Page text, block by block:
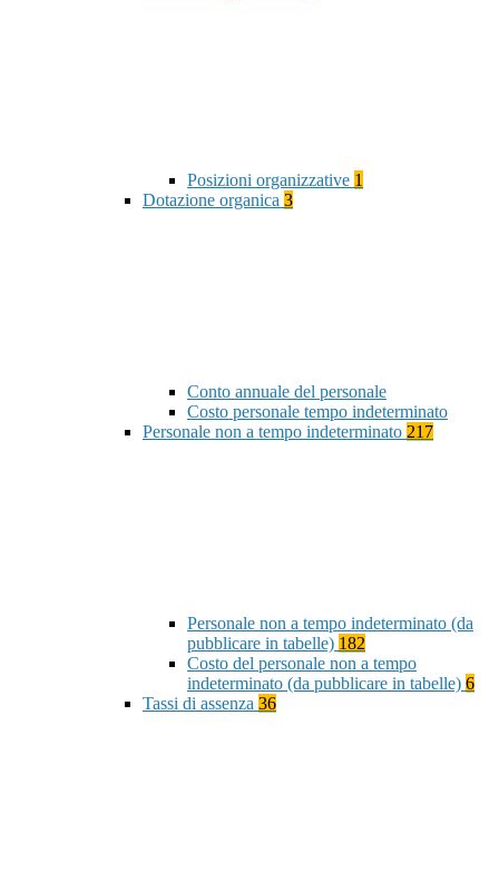
Posizioni organizzative 1
Dotazione organica 3
Conto annuale del personale
Costo personale tempo indeterminato
Personale non a tempo indeterminato 217
Personale non a tempo indeterminato (da
pubblicare in tabelle) 182
Costo del personale non a tempo
indeterminato (da pubblicare in tabelle) 6
Tassi di assenza 36